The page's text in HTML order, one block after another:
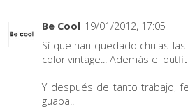
Be Cool 19/01/2012, 17:05
Sí que han quedado chulas
color vintage... Además el
Y después de tanto trabajo,
guapa!!